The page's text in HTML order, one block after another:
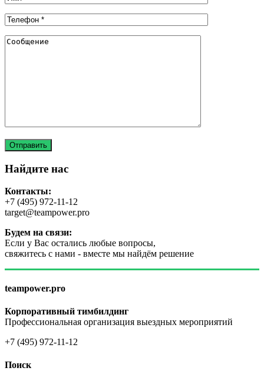
Найдите нас
Контакты:
+7 (495) 972-11-12
target@teampower.pro
Будем на связи:
Если у Вас остались любые вопросы,
свяжитесь с нами - вместе мы найдём решение
teampower.pro
Корпоративный тимбилдинг
Профессиональная организация выездных мероприятий
+7 (495) 972-11-12
Поиск